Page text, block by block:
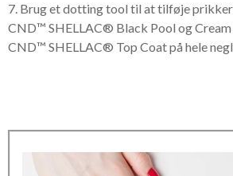
7. Brug et dotting tool til at tilføje prikker
CND™ SHELLAC® Black Pool og
CND™ SHELLAC® Top Coat på hele